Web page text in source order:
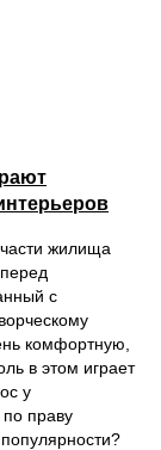
жилища
с
комфортную,
в этом играет
у
праву